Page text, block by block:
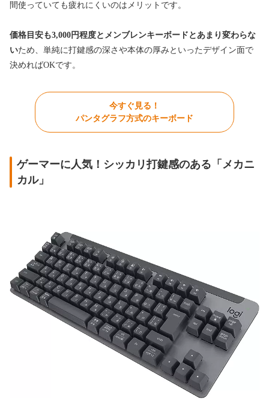
間使っていても疲れにくいのはメリットです。
価格目安も3,000円程度とメンブレンキーボードとあまり変わらな
いため、単純に打鍵感の深さや本体の厚みといったデザイン面で
決めればOKです。
今すぐ見る！
パンタグラフ方式のキーボード
ゲーマーに人気！シッカリ打鍵感のある「メカニ
カル」